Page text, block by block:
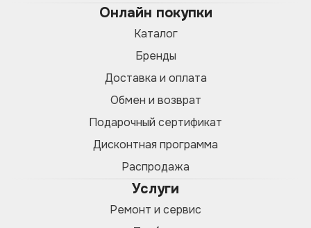
Онлайн покупки
Каталог
Бренды
Доставка и оплата
Обмен и возврат
Подарочный сертификат
Дисконтная программа
Распродажа
Услуги
Ремонт и сервис